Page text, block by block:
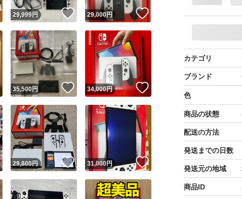
カテゴリ
ブランド
色
商品の状態
配送の方法
発送までの日数
発送元の地域
商品ID
いいね！
29,999円 いいね！
29,000円
いいね！
35,500円 いいね！
34,000円
いいね！
29,800円 いいね！
31,000円